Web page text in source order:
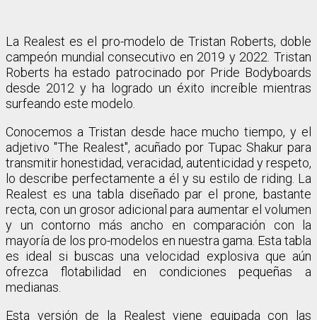
La Realest es el pro-modelo de Tristan Roberts, doble
campeón mundial consecutivo en 2019 y 2022. Tristan
Roberts ha estado patrocinado por Pride Bodyboards
desde 2012 y ha logrado un éxito increíble mientras
surfeando este modelo.
Conocemos a Tristan desde hace mucho tiempo, y el
adjetivo "The Realest", acuñado por Tupac Shakur para
transmitir honestidad, veracidad, autenticidad y respeto,
lo describe perfectamente a él y su estilo de riding. La
Realest es una tabla diseñado par el prone, bastante
recta, con un grosor adicional para aumentar el volumen
y un contorno más ancho en comparación con la
mayoría de los pro-modelos en nuestra gama. Esta tabla
es ideal si buscas una velocidad explosiva que aún
ofrezca flotabilidad en condiciones pequeñas a
medianas.
Esta versión de la Realest viene equipada con las